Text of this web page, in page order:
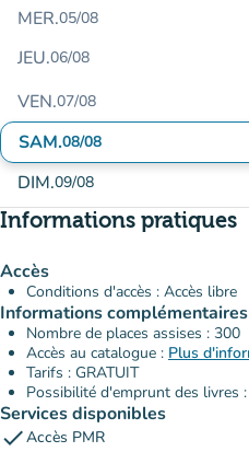
MER.05/08
JEU.06/08
VEN.07/08
SAM.08/08
DIM.09/08
Informations pratiques
Accès
Conditions d'accès : Accès libre
Informations complémentaires
Nombre de places assises : 300
Accès au catalogue : Plus
Tarifs : GRATUIT
Possibilité d'emprunt des livres
Services disponibles
checkAccès PMR